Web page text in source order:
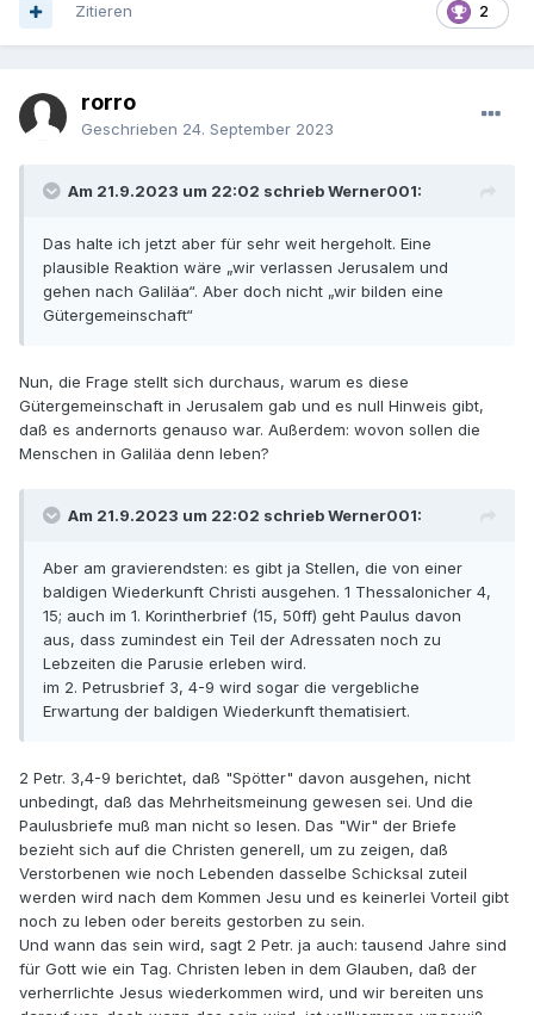
2
Zitieren
rorro
Geschrieben 24. September 2023
Am 21.9.2023 um 22:02 schrieb Werner001:
Das halte ich jetzt aber für sehr weit hergeholt. Eine
plausible Reaktion wäre „wir verlassen Jerusalem und
gehen nach Galiläa“. Aber doch nicht „wir bilden eine
Gütergemeinschaft“
Nun, die Frage stellt sich durchaus, warum es diese
Gütergemeinschaft in Jerusalem gab und es null Hinweis gibt,
daß es andernorts genauso war. Außerdem: wovon sollen die
Menschen in Galiläa denn leben?
Am 21.9.2023 um 22:02 schrieb Werner001:
Aber am gravierendsten: es gibt ja Stellen, die von einer
baldigen Wiederkunft Christi ausgehen. 1 Thessalonicher 4,
15; auch im 1. Korintherbrief (15, 50ff) geht Paulus davon
aus, dass zumindest ein Teil der Adressaten noch zu
Lebzeiten die Parusie erleben wird.
im 2. Petrusbrief 3, 4-9 wird sogar die vergebliche
Erwartung der baldigen Wiederkunft thematisiert.
2 Petr. 3,4-9 berichtet, daß "Spötter" davon ausgehen, nicht
unbedingt, daß das Mehrheitsmeinung gewesen sei. Und die
Paulusbriefe muß man nicht so lesen. Das "Wir" der Briefe
bezieht sich auf die Christen generell, um zu zeigen, daß
Verstorbenen wie noch Lebenden dasselbe Schicksal zuteil
werden wird nach dem Kommen Jesu und es keinerlei Vorteil gibt
noch zu leben oder bereits gestorben zu sein.
Und wann das sein wird, sagt 2 Petr. ja auch: tausend Jahre sind
für Gott wie ein Tag. Christen leben in dem Glauben, daß der
verherrlichte Jesus wiederkommen wird, und wir bereiten uns